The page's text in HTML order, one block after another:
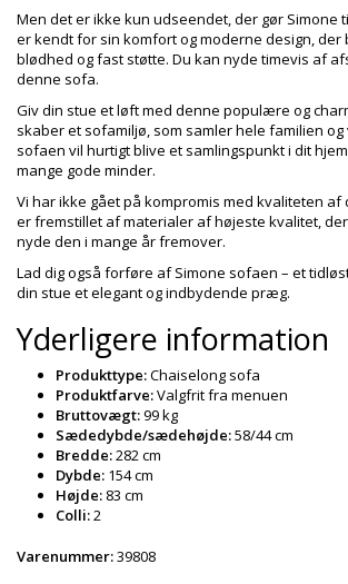
Men det er ikke kun udseendet, der gør Simone
er kendt for sin komfort og moderne design, der
blødhed og fast støtte. Du kan nyde timevis af
denne sofa.
Giv din stue et løft med denne populære og
skaber et sofamiljø, som samler hele familien
sofaen vil hurtigt blive et samlingspunkt i dit
mange gode minder.
Vi har ikke gået på kompromis med kvaliteten af
er fremstillet af materialer af højeste kvalitet,
nyde den i mange år fremover.
Lad dig også forføre af Simone sofaen – et
din stue et elegant og indbydende præg.
Yderligere information
Produkttype:Chaiselong sofa
Produktfarve:Valgfrit fra menuen
Bruttovægt:99 kg
Sædedybde/sædehøjde:58/44 cm
Bredde:282 cm
Dybde: 154 cm
Højde: 83 cm
Colli:2
Varenummer:39808